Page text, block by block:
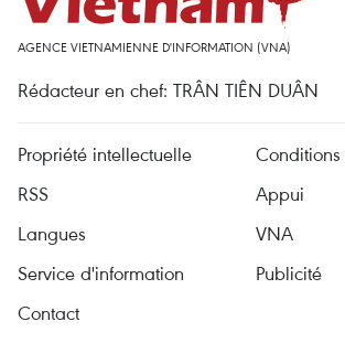
AGENCE VIETNAMIENNE D'INFORMATION (VNA)
Rédacteur en chef: TRÂN TIÊN DUÂN
Propriété intellectuelle
RSS
Appui
Langues
VNA
Service d'information
Publicité
Contact